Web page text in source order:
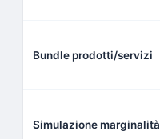
Bundle prodotti/servizi
Simulazione marginalità